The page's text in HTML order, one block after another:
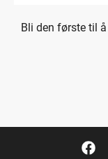
Bli den første til